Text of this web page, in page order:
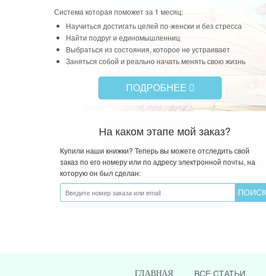
Система которая поможет за 1 месяц:
Научиться достигать целей по-женски и без стресса
Найти подруг и единомышленниц
Выбраться из состояния, которое не устраивает
Заняться собой и реально начать менять свою жизнь
ПОДРОБНЕЕ
На каком этапе мой заказ?
Купили наши книжки? Теперь вы можете отследить свой
заказ по его номеру или по адресу электронной почты, на
которую он был сделан:
ГЛАВНАЯ ВСЕ СТАТЬИ